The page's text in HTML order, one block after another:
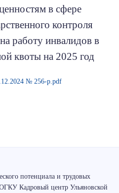
в сфере
контроля
работу инвалидов в
квоты на 2025 год
№ 256-р.pdf
потенциала и трудовых
Кадровый центр Ульяновской